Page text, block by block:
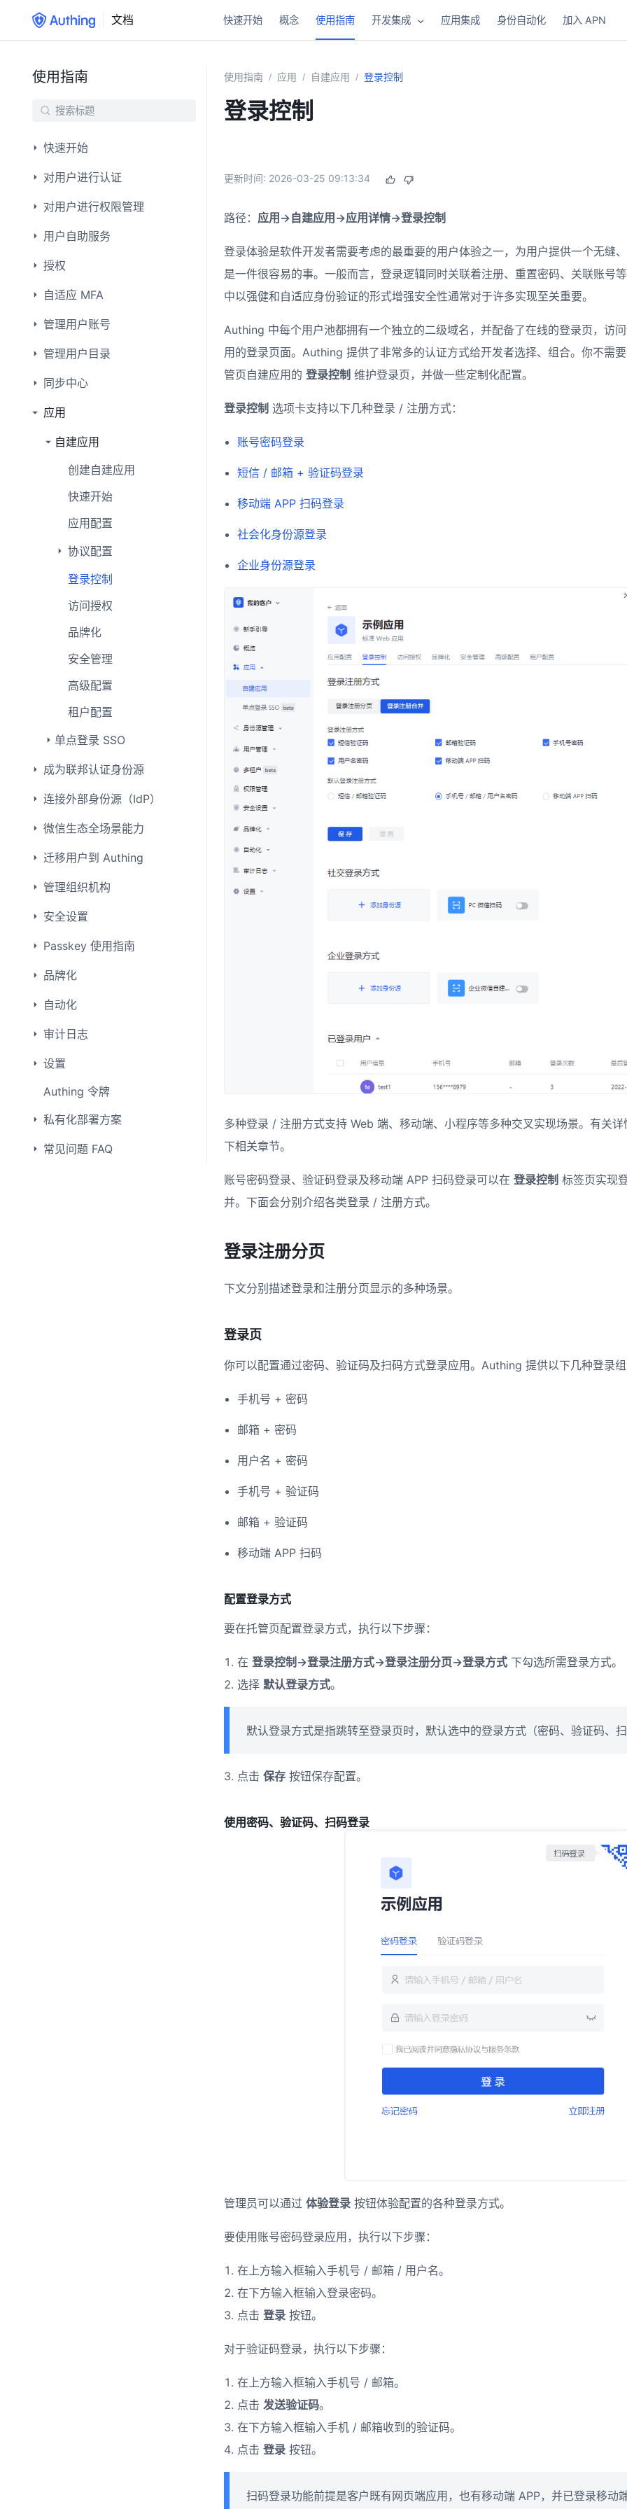
文档 快速开始 概念 使用指南 开发集成 应用集成 身份自动化 加入 APN
使用指南
快速开始
对用户进行认证
对用户进行权限管理
用户自助服务
授权
自适应 MFA
管理用户账号
管理用户目录
同步中心
应用
自建应用
创建自建应用
快速开始
应用配置
协议配置
登录控制
访问授权
品牌化
安全管理
高级配置
租户配置
单点登录 SSO
成为联邦认证身份源
连接外部身份源（IdP）
微信生态全场景能力
迁移用户到 Authing
管理组织机构
安全设置
Passkey 使用指南
品牌化
自动化
审计日志
设置
Authing 令牌
私有化部署方案
常见问题 FAQ
使用指南 / 应用 / 自建应用 / 登录控制
登录控制
更新时间: 2026-03-25 09:13:34
路径： 应用->自建应用->应用详情->登录控制
登录体验是软件开发者需要考虑的最重要的用户体验之一，为用户提供一个无缝
是一件很容易的事。一般而言，登录逻辑同时关联着注册、重置密码、关联账号
中以强健和自适应身份验证的形式增强安全性通常对于许多实现至关重要。
Authing 中每个用户池都拥有一个独立的二级域名，并配备了在线的登录页，访
用的登录页面。Authing 提供了非常多的认证方式给开发者选择、组合。你不需
管页自建应用的 登录控制 维护登录页，并做一些定制化配置。
登录控制 选项卡支持以下几种登录 / 注册方式：​ ​
账号密码登录
短信 / 邮箱 + 验证码登录
移动端 APP 扫码登录
社会化身份源登录
企业身份源登录
多种登录 / 注册方式支持 Web 端、移动端、小程序等多种交叉实现场景。有关
下相关章节。
账号密码登录、验证码登录及移动端 APP 扫码登录可以在 登录控制 标签页实现
并。下面会分别介绍各类登录 / 注册方式。
登录注册分页​
​ 下文分别描述登录和注册分页显示的多种场景。​ ​
登录页​
你可以配置通过密码、验证码及扫码方式登录应用。​ ​ Authing 提供以下几种登录组
手机号 + 密码​
邮箱 + 密码​
用户名 + 密码​
手机号 + 验证码​
邮箱 + 验证码​
移动端 APP 扫码
配置登录方式
​ 要在托管页配置登录方式，执行以下步骤：​ ​
在登录控制->登录注册方式->登录注册分页->登录方式 下勾选所需登录方式。​
选择 默认登录方式。​
默认登录方式是指跳转至登录页时，默认选中的登录方式（密码、验证码、
​ 3. 点击 保存 按钮保存配置。
使用密码、验证码、扫码登录
管理员可以通过 体验登录 按钮体验配置的各种登录方式。
要使用账号密码登录应用，执行以下步骤： ​
在上方输入框输入手机号 / 邮箱 / 用户名。​
在下方输入框输入登录密码。​
点击登录 按钮。​ ​
对于验证码登录，执行以下步骤：​ ​
在上方输入框输入手机号 / 邮箱。​
点击发送验证码。
在下方输入框输入手机 / 邮箱收到的验证码。​
点击登录 按钮。​
扫码登录功能前提是客户既有网页端应用，也有移动端 APP，并已登录移动